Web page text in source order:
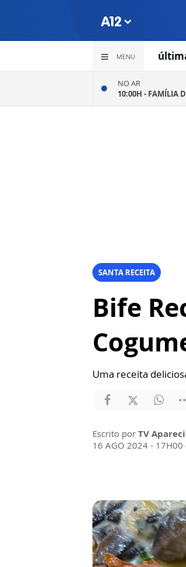
MENU
NO AR
10:00H - FAMÍLIA
SANTA RECEITA
Bife
Uma receita
Escrito por TV
16 AGO 2024 -